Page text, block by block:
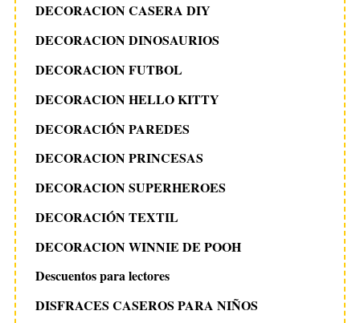
DECORACION CASERA DIY
DECORACION DINOSAURIOS
DECORACION FUTBOL
DECORACION HELLO KITTY
DECORACIÓN PAREDES
DECORACION PRINCESAS
DECORACION SUPERHEROES
DECORACIÓN TEXTIL
DECORACION WINNIE DE POOH
Descuentos para lectores
DISFRACES CASEROS PARA NIÑOS